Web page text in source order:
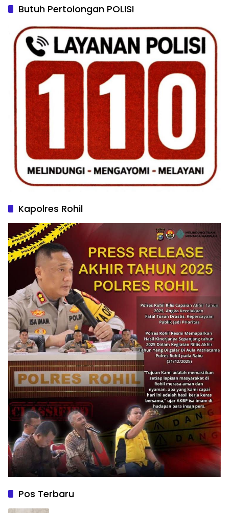
Butuh Pertolongan POLISI
Kapolres Rohil
Pos Terbaru